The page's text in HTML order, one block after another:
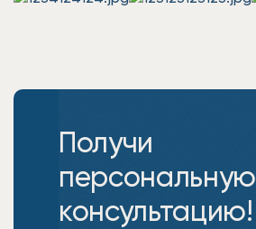
Получи
персональную
консультацию!